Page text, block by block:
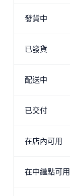
發貨中
已發貨
配送中
已交付
在店內可用
在中繼點可用